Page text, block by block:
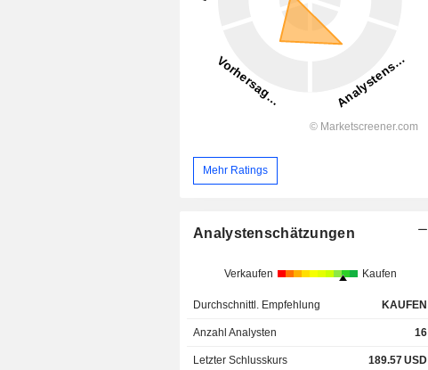
Mehr Ratings
Analystenschätzungen
Verkaufen Kaufen
Durchschnittl. Empfehlung KAUFEN
Anzahl Analysten 16
Letzter Schlusskurs 189.57USD